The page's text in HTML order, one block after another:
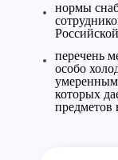
нормы
перечень
особо
которых
предметов